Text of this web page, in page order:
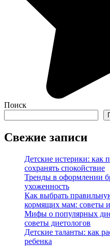
Поиск
Свежие записи
Детские истерики: как
сохранять спокойствие
Тренды в оформлении
ухоженность
Как выбрать
кормящих мам: советы
Мифы о популярных
советы диетологов
Детские таланты: как
ребенка